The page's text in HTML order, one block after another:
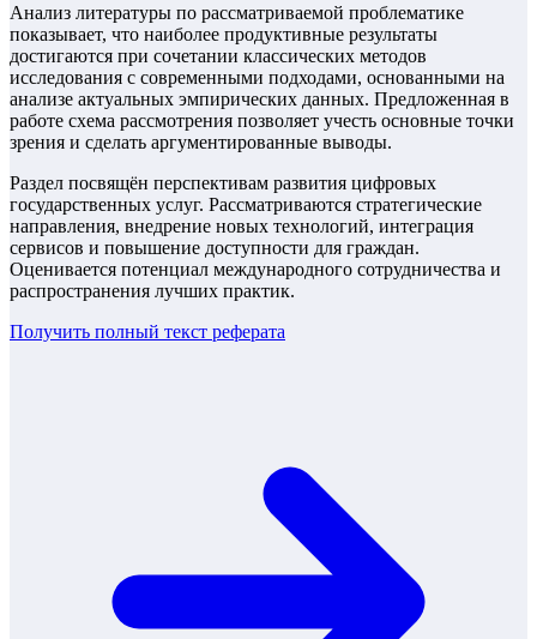
Анализ литературы по рассматриваемой проблематике
показывает, что наиболее продуктивные результаты
достигаются при сочетании классических методов
исследования с современными подходами, основанными на
анализе актуальных эмпирических данных. Предложенная в
работе схема рассмотрения позволяет учесть основные точки
зрения и сделать аргументированные выводы.
Раздел посвящён перспективам развития цифровых
государственных услуг. Рассматриваются стратегические
направления, внедрение новых технологий, интеграция
сервисов и повышение доступности для граждан.
Оценивается потенциал международного сотрудничества и
распространения лучших практик.
Получить полный текст реферата